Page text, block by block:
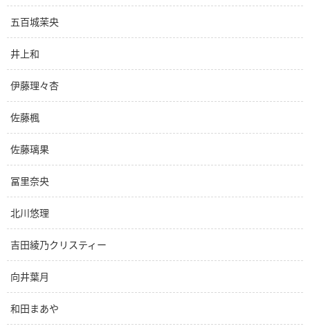
五百城茉央
井上和
伊藤理々杏
佐藤楓
佐藤璃果
冨里奈央
北川悠理
吉田綾乃クリスティー
向井葉月
和田まあや